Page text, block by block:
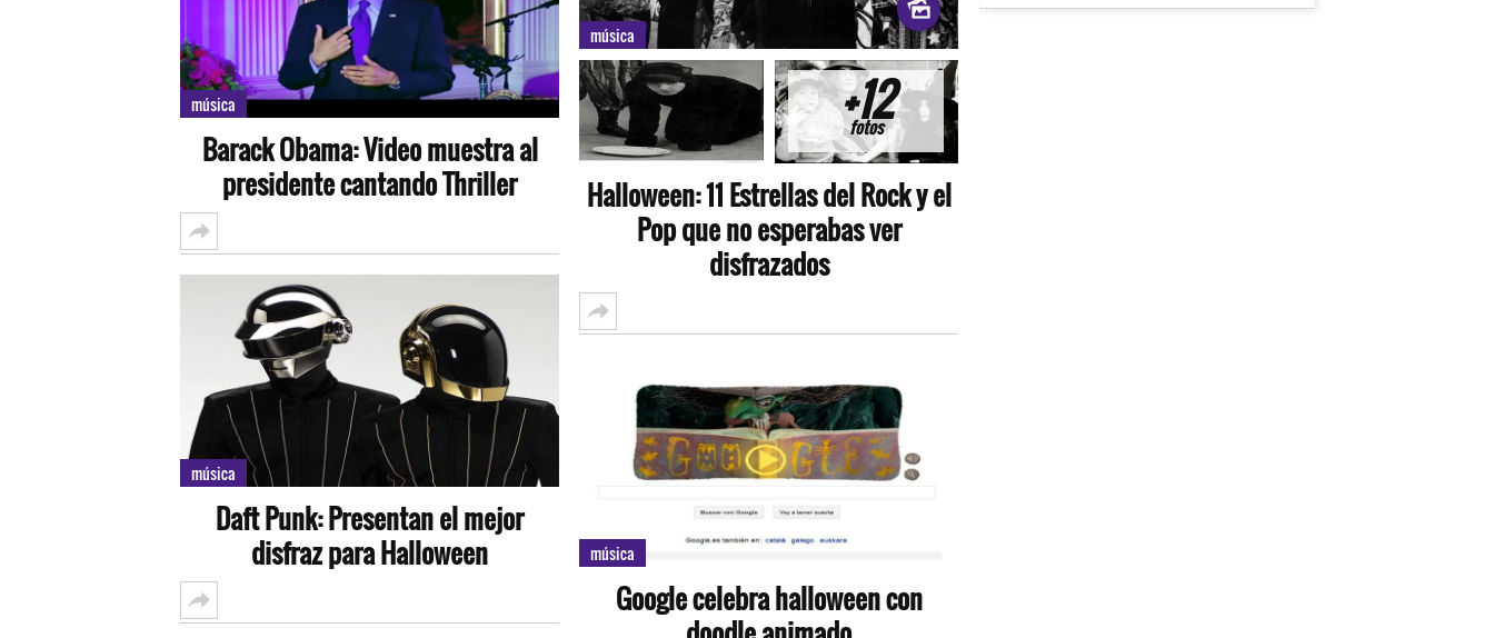
música
Barack Obama: Video muestra al
presidente cantando Thriller
música
Daft Punk: Presentan el mejor
disfraz para Halloween
música
+12
fotos
Halloween: 11 Estrellas del Rock y el
Pop que no esperabas ver
disfrazados
música
Google celebra halloween con